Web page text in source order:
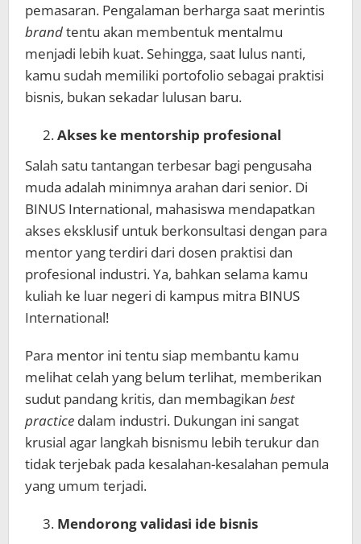
pemasaran. Pengalaman berharga saat merintis
brandtentu akan membentuk mentalmu
menjadi lebih kuat. Sehingga, saat lulus nanti,
kamu sudah memiliki portofolio sebagai praktisi
bisnis, bukan sekadar lulusan baru.
Akses ke mentorship profesional
Salah satu tantangan terbesar bagi pengusaha
muda adalah minimnya arahan dari senior. Di
BINUS International, mahasiswa mendapatkan
akses eksklusif untuk berkonsultasi dengan para
mentor yang terdiri dari dosen praktisi dan
profesional industri. Ya, bahkan selama kamu
kuliah ke luar negeri di kampus mitra BINUS
International!
Para mentor ini tentu siap membantu kamu
melihat celah yang belum terlihat, memberikan
sudut pandang kritis, dan membagikan best
practice dalam industri. Dukungan ini sangat
krusial agar langkah bisnismu lebih terukur dan
tidak terjebak pada kesalahan-kesalahan pemula
yang umum terjadi.
Mendorong validasi ide bisnis